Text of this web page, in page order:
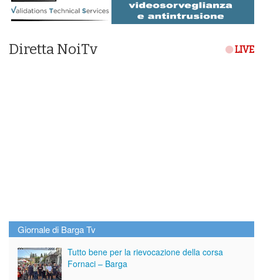
Diretta NoiTv LIVE
Giornale di Barga Tv
Tutto bene per la rievocazione della corsa
Fornaci – Barga